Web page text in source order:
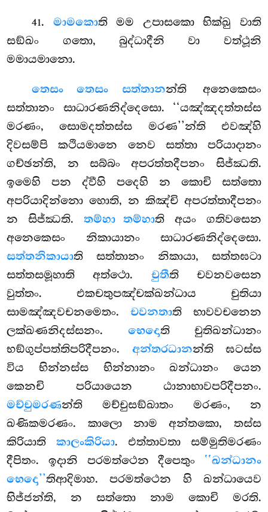
41. මාමකොතිමම උපාසකො භික්ඛු වාති
සඞ්ඛං ගතො, බුද්ධාදීනි වා වත්ථූනි
මමායමානො.
තෙසං තෙසං සත්තානන්ති අනෙකෙසං
සත්තානං සාධාරණනිද්දෙසො. ‘‘යඤ්ඤදත්තස්ස
මරණං, සොමදත්තස්ස මරණ’’න්ති එවඤ්හි
දිවසම්පි කථියමානෙ නෙව සත්තා පරියාදානං
ගච්ඡන්ති, න සබ්බං අපරත්තදීපනං සිජ්ඣති.
ඉමෙහි පන ද්වීහි පදෙහි න කොචි සත්තො
අපරියාදින්නො හොති, න කිඤ්චි අපරත්තාදීපනං
න සිජ්ඣති.තම්හා තම්හාති අයං ගතිවසෙන
අනෙකෙසං නිකායානං සාධාරණනිද්දෙසො.
සත්තනිකායාති සත්තානං නිකායා, සත්තඝටා
සත්තසමූහාති අත්ථො. චුතීති චවනවසෙන
වුත්තං. එකචතුපඤ්චක්ඛන්ධාය චුතියා
සාමඤ්ඤවචනමෙතං. චවනතාති භාවවචනෙන
ලක්ඛණනිදස්සනං. භෙදොති චුතිඛන්ධානං
භඞ්ගුප්පත්තිපරිදීපනං. අන්තරධානන්ති ඝටස්ස
විය භින්නස්ස භින්නානං ඛන්ධානං යෙන
කෙනචි පරියායෙන ඨානාභාවපරිදීපනං.
මච්චුමරණන්ති මච්චුසඞ්ඛාතං මරණං, න
ඛණිකමරණං. කාලො නාම අන්තකො, තස්ස
කිරියාතිකාලංකිරියා. එත්තාවතා සම්මුතිමරණං
දීපිතං. ඉදානි පරමත්ථෙන දීපෙතුං ‘‘ඛන්ධානං
භෙදො’’තිආදිමාහ. පරමත්ථෙන හි ඛන්ධායෙව
භිජ්ජන්ති, න සත්තො නාම කොචි මරති.